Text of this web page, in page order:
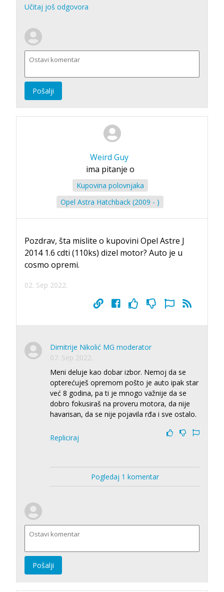
Učitaj još odgovora
Pošalji
Weird Guy
ima pitanje o
Kupovina polovnjaka
Opel Astra Hatchback (2009 - )
Pozdrav, šta mislite o kupovini Opel Astre J
2014 1.6 cdti (110ks) dizel motor? Auto je u
cosmo opremi.
02. Sep 2022.
Dimitrije Nikolić MG moderator
07. Sep 2022.
Meni deluje kao dobar izbor. Nemoj da se
opterećuješ opremom pošto je auto ipak star
već 8 godina, pa ti je mnogo važnije da se
dobro fokusiraš na proveru motora, da nije
havarisan, da se nije pojavila rđa i sve ostalo.
Repliciraj
Pogledaj 1 komentar
Pošalji